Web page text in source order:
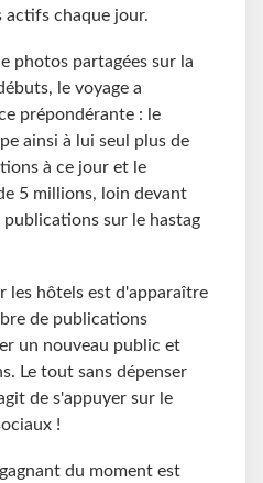
actifs chaque jour.
photos partagées sur la
le voyage a
prépondérante : le
ainsi à lui seul plus de
à ce jour et le
5 millions, loin devant
sur le hastag
les hôtels est d'apparaître
de publications
un nouveau public et
Le tout sans dépenser
de s'appuyer sur le
!
du moment est